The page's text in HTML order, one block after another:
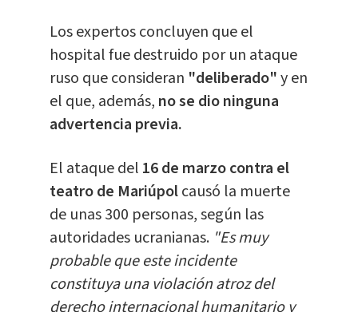
Los expertos concluyen que el
hospital fue destruido por un ataque
ruso que consideran "deliberado"y en
el que, además, no se dio ninguna
advertencia previa.
El ataque del 16 de marzo contra el
teatro de Mariúpolcausó la muerte
de unas 300 personas, según las
autoridades ucranianas. "Es muy
probable que este incidente
constituya una violación atroz del
derecho internacional humanitario y